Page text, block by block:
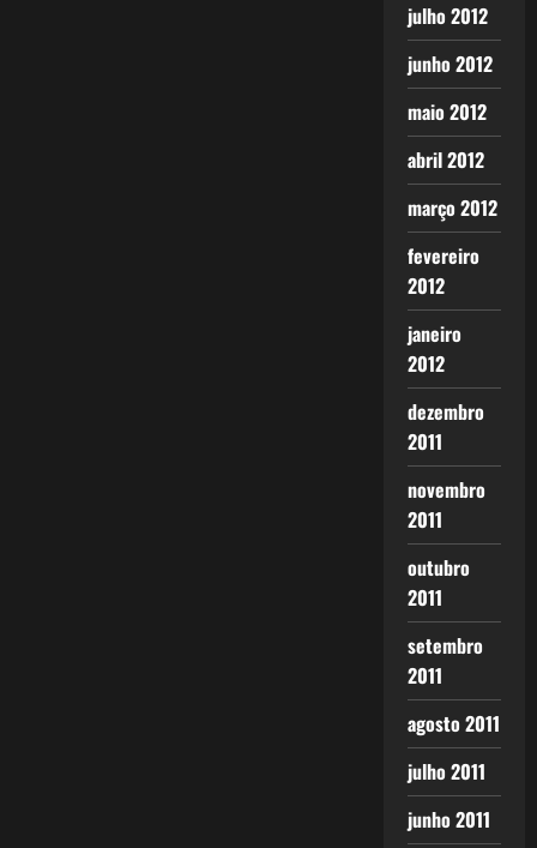
julho 2012
junho 2012
maio 2012
abril 2012
março 2012
fevereiro
2012
janeiro
2012
dezembro
2011
novembro
2011
outubro
2011
setembro
2011
agosto 2011
julho 2011
junho 2011